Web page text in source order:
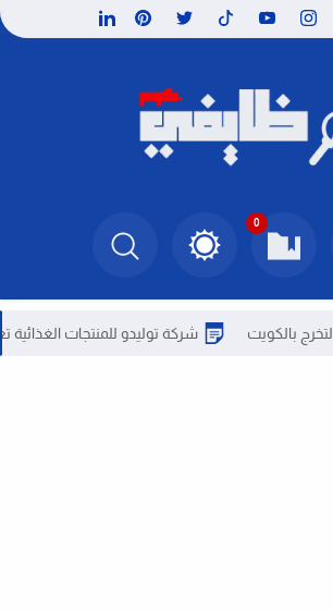
0
شركة توليدو للمنتجات الغذائية تعلن